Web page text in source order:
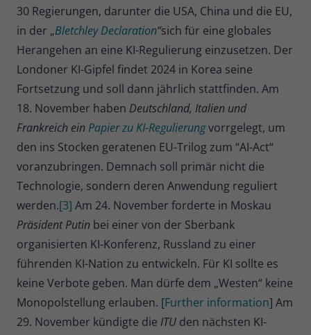
30 Regierungen, darunter die USA, China und die EU,
in der „Bletchley Declaration“sich für eine globales
Herangehen an eine KI-Regulierung einzusetzen. Der
Londoner KI-Gipfel findet 2024 in Korea seine
Fortsetzung und soll dann jährlich stattfinden. Am
18. November haben Deutschland, Italien und
Frankreich einPapier zu KI-Regulierungvorrgelegt, um
den ins Stocken geratenen EU-Trilog zum “AI-Act“
voranzubringen. Demnach soll primär nicht die
Technologie, sondern deren Anwendung reguliert
werden.[3] Am 24. November forderte in Moskau
Präsident Putin bei einer von der Sberbank
organisierten KI-Konferenz, Russland zu einer
führenden KI-Nation zu entwickeln. Für KI sollte es
keine Verbote geben. Man dürfe dem „Westen“ keine
Monopolstellung erlauben. [Further information] Am
29. November kündigte die ITU den nächsten KI-
Name _pk_cvar
Anbieter Matomo
Laufzeit 30 Minuten
Zweck
Kurzlebige Cookies, die zur
vorübergehenden Speicherung von
Daten für den Besuch verwendet
werden.